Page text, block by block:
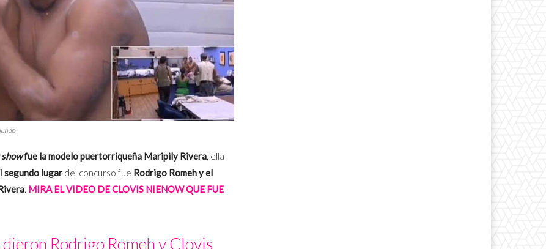
fue la modelo puertorriqueña Maripily Rivera, ella
segundo lugar del concurso fue Rodrigo Romeh y el
. MIRA EL VIDEO DE CLOVIS NIENOW QUE FUE
Rodrigo Romeh y Clovis